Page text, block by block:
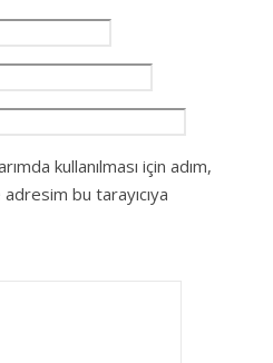
kullanılması için adım,
bu tarayıcıya